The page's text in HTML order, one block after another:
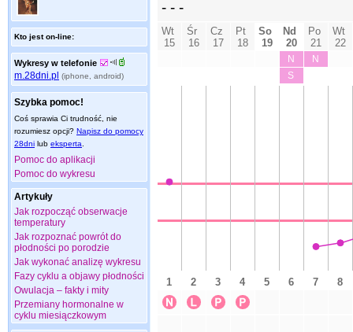
Kto jest on-line:
Wykresy w telefonie
m.28dni.pl (iphone, android)
Szybka pomoc!
Coś sprawia Ci trudność, nie
rozumiesz opcji? Napisz do pomocy
28dni lub eksperta
Pomoc do aplikacji
Pomoc do wykresu
Artykuły
Jak rozpocząć obserwacje
temperatury
Jak rozpoznać powrót do
płodności po porodzie
Jak wykonać analizę wykresu
Fazy cyklu a objawy płodności
Owulacja – fakty i mity
Przemiany hormonalne w
cyklu miesiączkowym